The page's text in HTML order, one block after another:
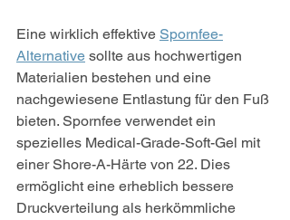
Eine wirklich effektive Spornfee-
Alternative sollte aus hochwertigen
Materialien bestehen und eine
nachgewiesene Entlastung für den Fuß
bieten. Spornfee verwendet ein
spezielles Medical-Grade-Soft-Gel mit
einer Shore-A-Härte von 22. Dies
ermöglicht eine erheblich bessere
Druckverteilung als herkömmliche